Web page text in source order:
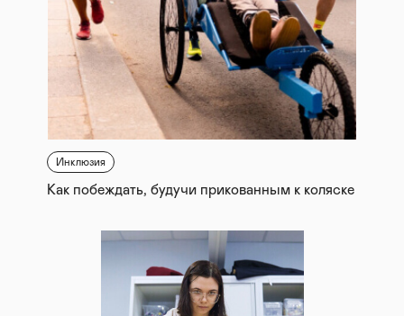
Инклюзия
Как побеждать, будучи прикованным к коляске